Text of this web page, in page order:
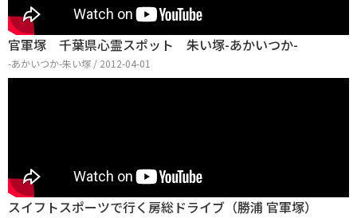
官軍塚 千葉県心霊スポット 朱い塚-あかいつか-
-あかいつか-朱い塚 / 2012-04-01
スイフトスポーツで行く房総ドライブ（勝浦 官軍塚）